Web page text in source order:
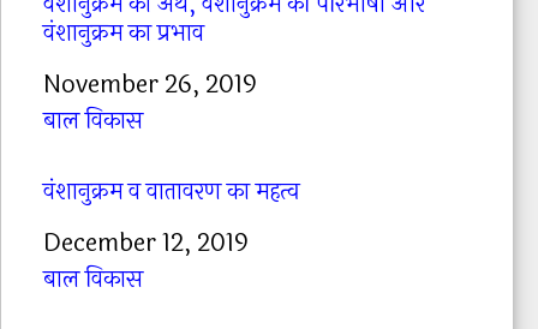
वंशानुक्रम का प्रभाव
Date
November 26, 2019
In relation to
बाल विकास
वंशानुक्रम व वातावरण का महत्व
Date
December 12, 2019
In relation to
बाल विकास